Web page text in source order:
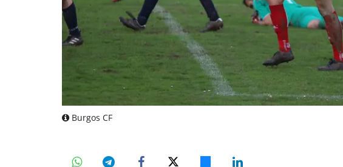
Burgos CF